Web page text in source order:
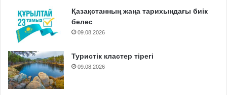
Қазақстанның жаңа тарихындағы биік
белес
09.08.2026
Туристік кластер тірегі
09.08.2026